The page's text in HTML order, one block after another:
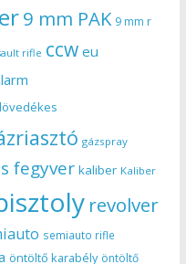
9 mm PAK 9 mm r
rifle ccw eu
gázspray
fegyver kaliber Kaliber
revolver
semiauto rifle
öntöltő karabély öntöltő